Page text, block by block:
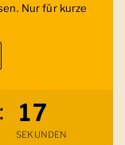
Zeit
: 16
SEKUNDEN
Nur für kurze